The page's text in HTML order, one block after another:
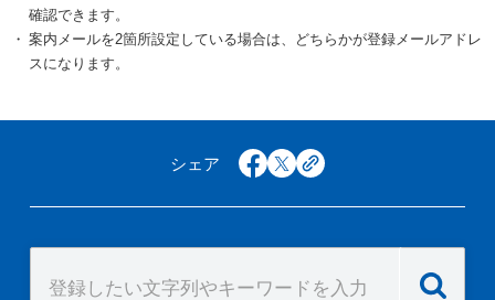
確認できます。
案内メールを2箇所設定している場合は、どちらかが登録メールアドレ
スになります。
シェア facebook
x copy